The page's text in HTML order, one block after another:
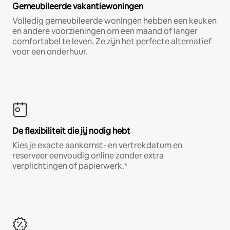
Gemeubileerde vakantiewoningen
Volledig gemeubileerde woningen hebben een keuken
en andere voorzieningen om een maand of langer
comfortabel te leven. Ze zijn het perfecte alternatief
voor een onderhuur.
De flexibiliteit die jij nodig hebt
Kies je exacte aankomst- en vertrekdatum en
reserveer eenvoudig online zonder extra
verplichtingen of papierwerk.*